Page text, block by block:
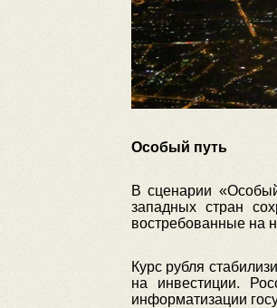
Особый путь
В сценарии
западных стран
востребованные на
Курс рубля
на инвестиции.
информатизации